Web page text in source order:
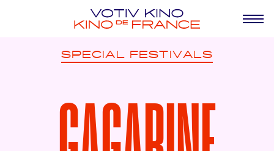
SPECIAL FESTIVALS